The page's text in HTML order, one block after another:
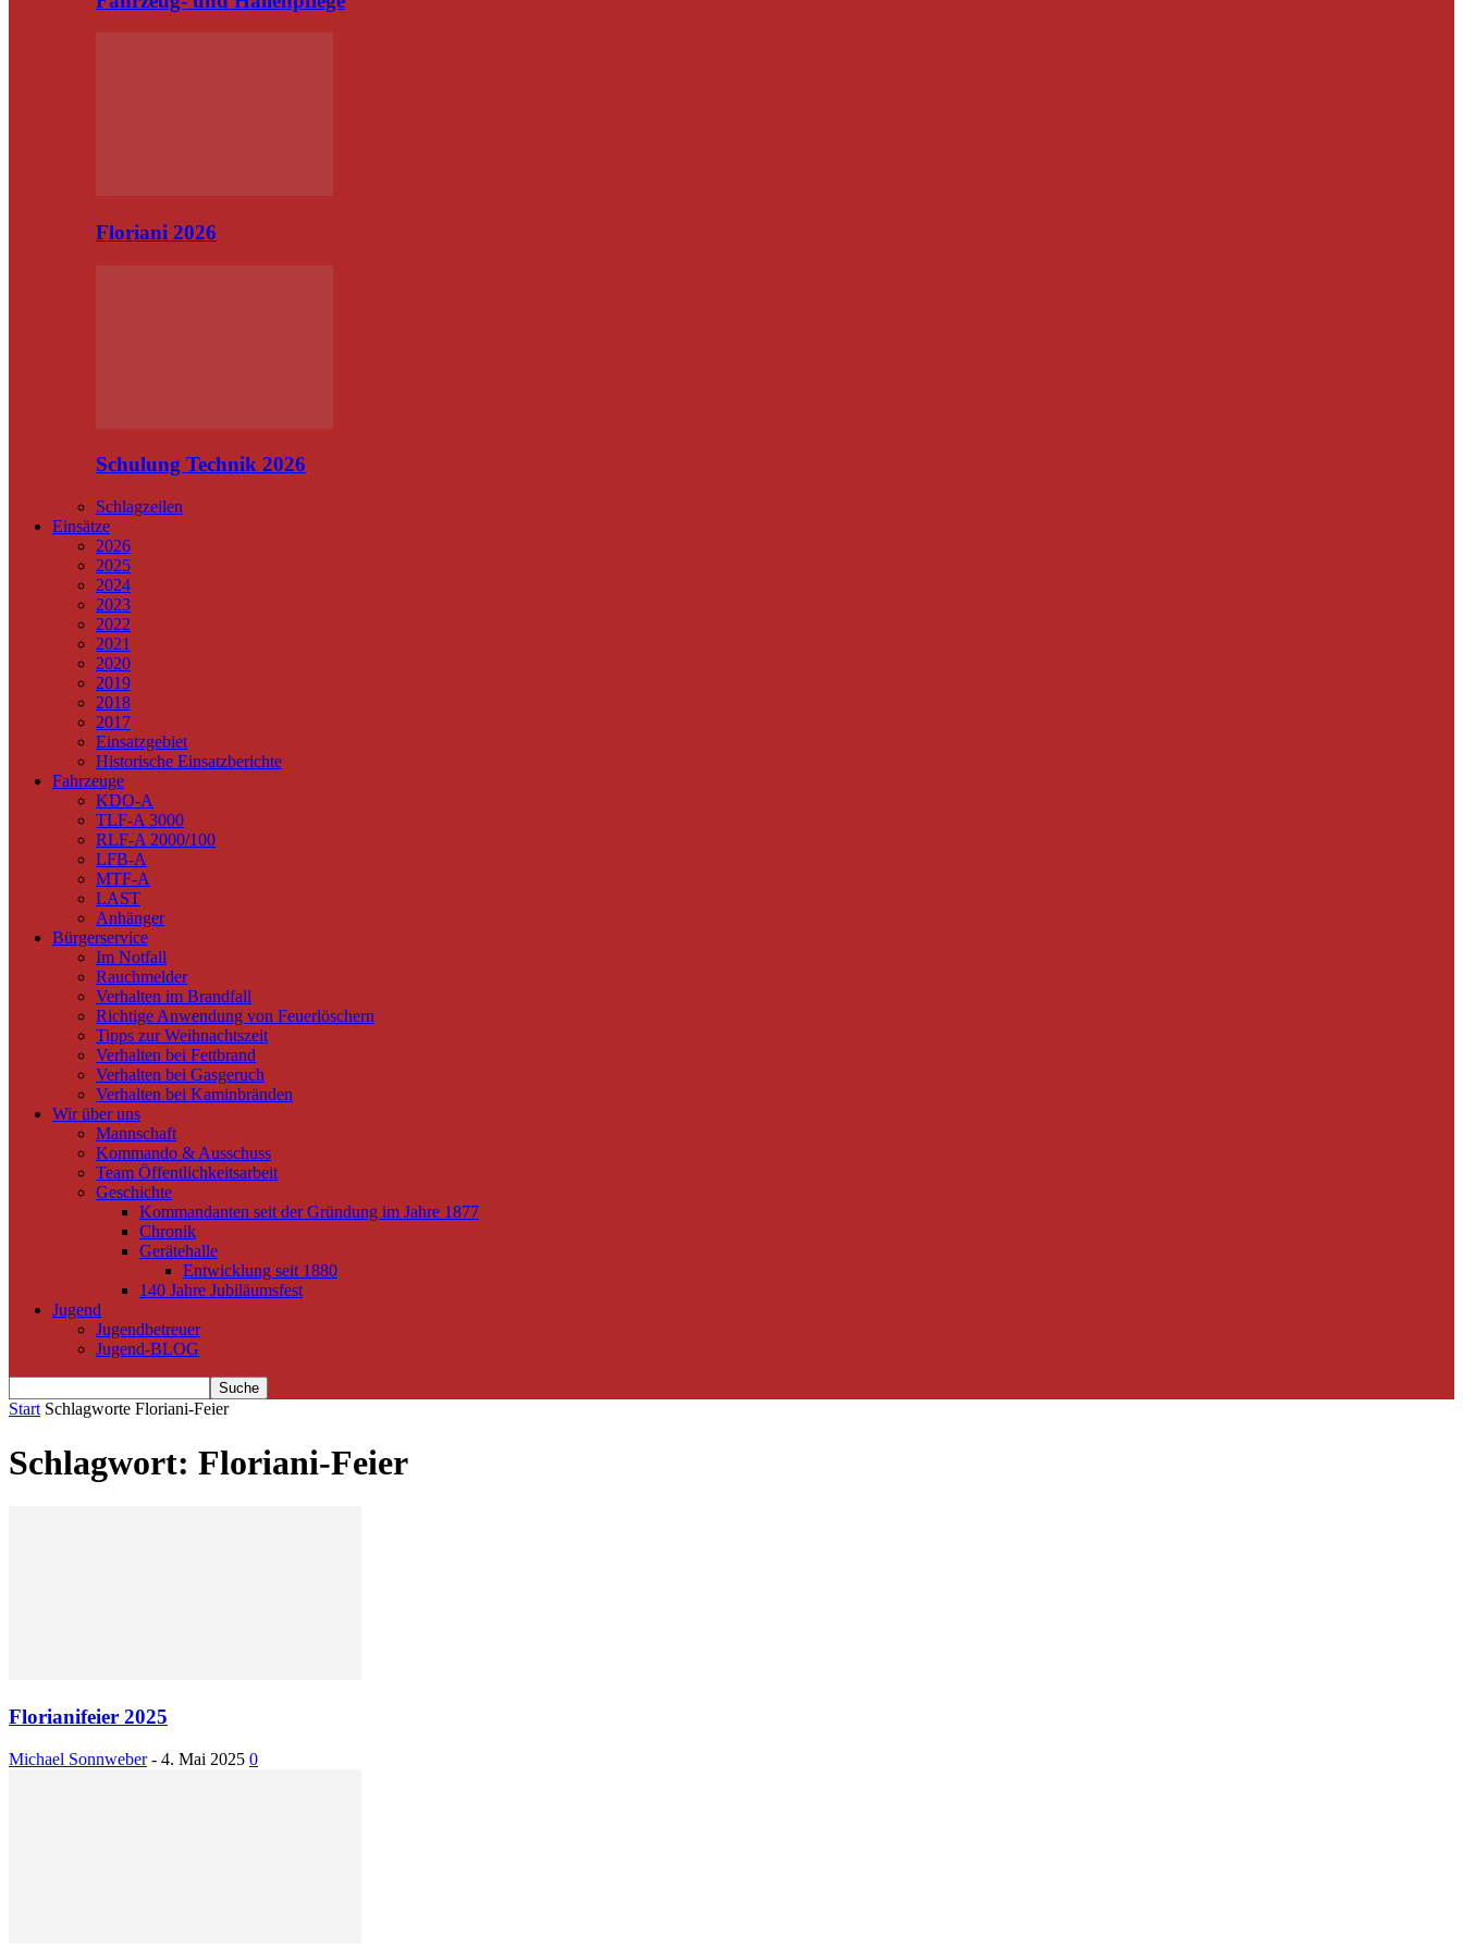
Floriani 2026
Schulung Technik 2026
Schlagzeilen
Einsätze
2026
2025
2024
2023
2022
2021
2020
2019
2018
2017
Einsatzgebiet
Historische Einsatzberichte
Fahrzeuge
KDO-A
TLF-A 3000
RLF-A 2000/100
LFB-A
MTF-A
LAST
Anhänger
Bürgerservice
Im Notfall
Rauchmelder
Verhalten im Brandfall
Richtige Anwendung von Feuerlöschern
Tipps zur Weihnachtszeit
Verhalten bei Fettbrand
Verhalten bei Gasgeruch
Verhalten bei Kaminbränden
Wir über uns
Mannschaft
Kommando & Ausschuss
Team Öffentlichkeitsarbeit
Geschichte
Kommandanten seit der Gründung im Jahre 1877
Chronik
Gerätehalle
Entwicklung seit 1880
140 Jahre Jubiläumsfest
Jugend
Jugendbetreuer
Jugend-BLOG
Start Schlagworte Floriani-Feier
Schlagwort: Floriani-Feier
Florianifeier 2025
Michael Sonnweber - 4. Mai 2025 0